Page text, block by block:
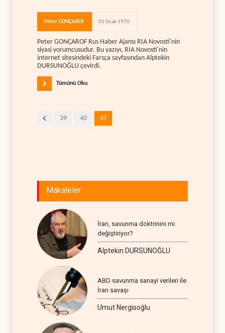
Peter GONÇAROF 01 Ocak 1970
Peter GONÇAROF Rus Haber Ajansı RIA Novosti'nin
siyasi yorumcusudur. Bu yazıyı, RIA Novosti'nin
internet sitesindeki Farsça sayfasından Alptekin
DURSUNOĞLU çevirdi.
Tümünü Oku
39 40 41
Makaleler
İran, savunma doktrinini mi
değiştiriyor?
Alptekin DURSUNOĞLU
ABD savunma sanayi verileri ile
İran savaşı
Umut Nergisoğlu